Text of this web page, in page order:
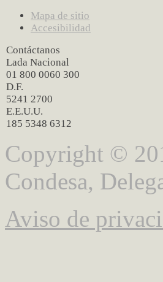
Mapa de sitio
Accesibilidad
Contáctanos
Lada Nacional
01 800 0060 300
D.F.
5241 2700
E.E.U.U.
185 5348 6312
Copyright ©
Condesa,
Aviso de